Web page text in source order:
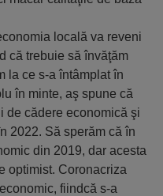
locală va reveni
că trebuie să învăţăm
la ce s-a întâmplat în
în minte, aş spune că
de cădere economică şi
2022. Să sperăm că în
din 2019, dar acesta
optimist. Coronacriza
fiindcă s-a